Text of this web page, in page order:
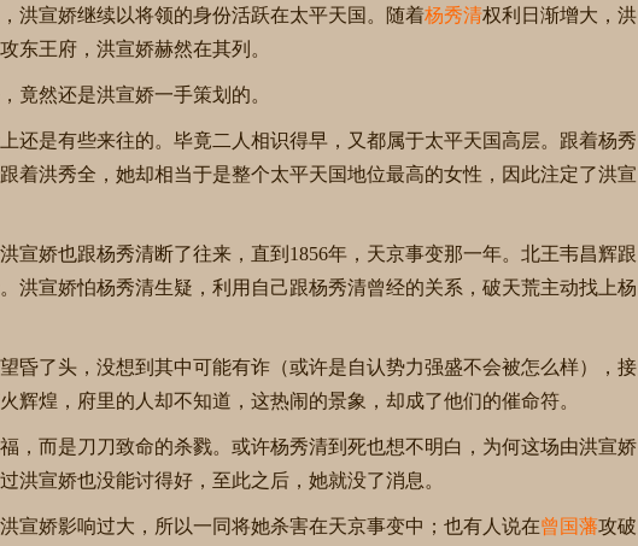
洪宣娇继续以将领的身份活跃在太平天国。随着杨秀清权利日渐增大，洪
东王府，洪宣娇赫然在其列。
竟然还是洪宣娇一手策划的。
还是有些来往的。毕竟二人相识得早，又都属于太平天国高层。跟着杨秀
着洪秀全，她却相当于是整个太平天国地位最高的女性，因此注定了洪宣
宣娇也跟杨秀清断了往来，直到1856年，天京事变那一年。北王韦昌辉跟
洪宣娇怕杨秀清生疑，利用自己跟杨秀清曾经的关系，破天荒主动找上杨
昏了头，没想到其中可能有诈（或许是自认势力强盛不会被怎么样），接
辉煌，府里的人却不知道，这热闹的景象，却成了他们的催命符。
，而是刀刀致命的杀戮。或许杨秀清到死也想不明白，为何这场由洪宣娇
洪宣娇也没能讨得好，至此之后，她就没了消息。
宣娇影响过大，所以一同将她杀害在天京事变中；也有人说在曾国藩攻破